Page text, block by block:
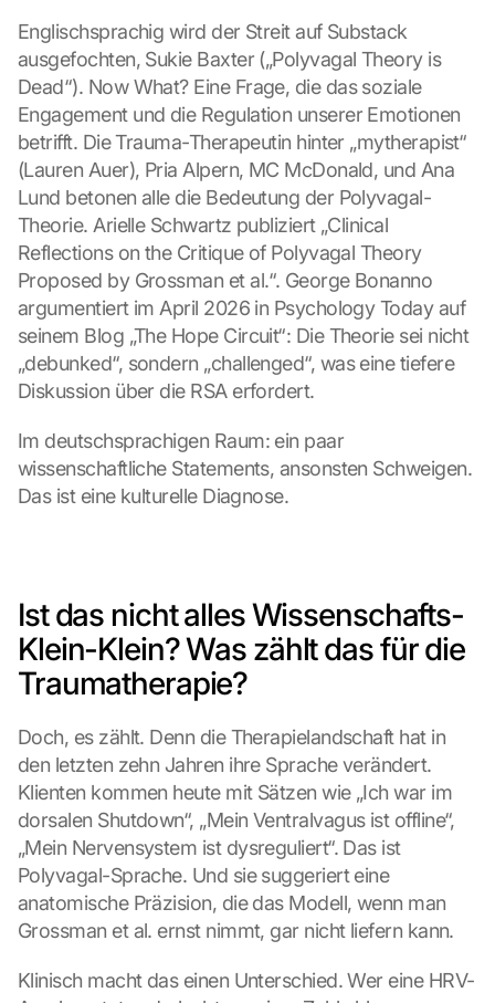
Englischsprachig wird der Streit auf Substack
ausgefochten, Sukie Baxter („Polyvagal Theory is
Dead“). Now What? Eine Frage, die das soziale
Engagement und die Regulation unserer Emotionen
betrifft. Die Trauma-Therapeutin hinter „mytherapist“
(Lauren Auer), Pria Alpern, MC McDonald, und Ana
Lund betonen alle die Bedeutung der Polyvagal-
Theorie. Arielle Schwartz publiziert „Clinical
Reflections on the Critique of Polyvagal Theory
Proposed by Grossman et al.“. George Bonanno
argumentiert im April 2026 in Psychology Today auf
seinem Blog „The Hope Circuit“: Die Theorie sei nicht
„debunked“, sondern „challenged“, was eine tiefere
Diskussion über die RSA erfordert.
Im deutschsprachigen Raum: ein paar
wissenschaftliche Statements, ansonsten Schweigen.
Das ist eine kulturelle Diagnose.
Ist das nicht alles Wissenschafts-
Klein-Klein? Was zählt das für die
Traumatherapie?
Doch, es zählt. Denn die Therapielandschaft hat in
den letzten zehn Jahren ihre Sprache verändert.
Klienten kommen heute mit Sätzen wie „Ich war im
dorsalen Shutdown“, „Mein Ventralvagus ist offline“,
„Mein Nervensystem ist dysreguliert“. Das ist
Polyvagal-Sprache. Und sie suggeriert eine
anatomische Präzision, die das Modell, wenn man
Grossman et al. ernst nimmt, gar nicht liefern kann.
Klinisch macht das einen Unterschied. Wer eine HRV-